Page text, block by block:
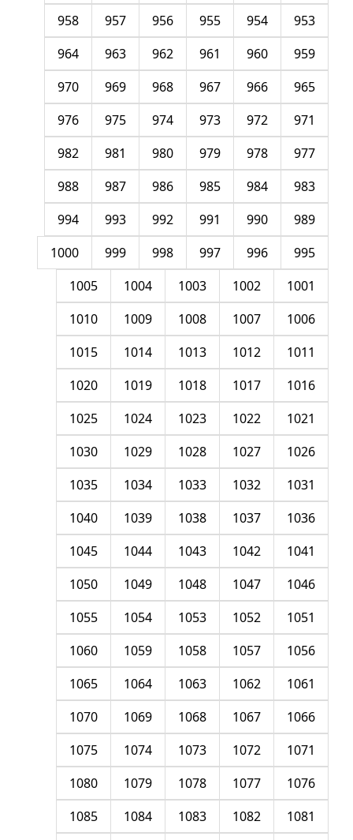
953
954
955
956
957
958
959
960
961
962
963
964
965
966
967
968
969
970
971
972
973
974
975
976
977
978
979
980
981
982
983
984
985
986
987
988
989
990
991
992
993
994
995
996
997
998
999
1000
1001
1002
1003
1004
1005
1006
1007
1008
1009
1010
1011
1012
1013
1014
1015
1016
1017
1018
1019
1020
1021
1022
1023
1024
1025
1026
1027
1028
1029
1030
1031
1032
1033
1034
1035
1036
1037
1038
1039
1040
1041
1042
1043
1044
1045
1046
1047
1048
1049
1050
1051
1052
1053
1054
1055
1056
1057
1058
1059
1060
1061
1062
1063
1064
1065
1066
1067
1068
1069
1070
1071
1072
1073
1074
1075
1076
1077
1078
1079
1080
1081
1082
1083
1084
1085